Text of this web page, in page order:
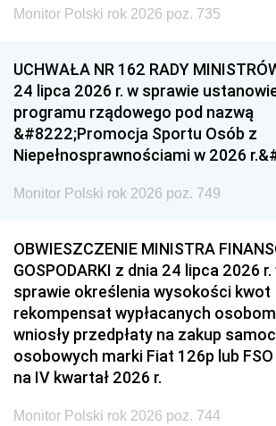
Monitor Polski rok 2026 poz. 735
UCHWAŁA NR 162 RADY
24 lipca 2026 r. w sprawie
programu rządowego pod nazwą
&#8222;Promocja Sportu Osób z
Niepełnosprawnościami w 2026
Monitor Polski rok 2026 poz. 749
OBWIESZCZENIE MINISTRA
GOSPODARKI z dnia 24 lipca 2026 r.
sprawie określenia wysokości kwot
rekompensat wypłacanych
wniosły przedpłaty na zakup
osobowych marki Fiat 126p lub
na IV kwartał 2026 r.
Monitor Polski rok 2026 poz. 744